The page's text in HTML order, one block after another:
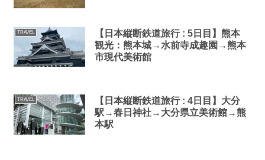
TRAVEL
【日本縦断鉄道旅行 : 5日目】熊本
観光：熊本城→水前寺成趣園→熊本
市現代美術館
TRAVEL
【日本縦断鉄道旅行 : 4日目】大分
駅→春日神社→大分県立美術館→熊
本駅